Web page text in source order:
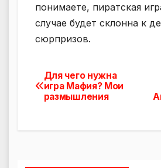
понимаете, пиратская
случае будет склонна к
сюрпризов.
Навигация
по
записям
Для чего нужна
игра Мафия? Мои
размышления